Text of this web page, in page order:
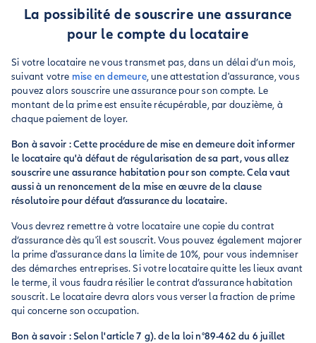
La possibilité de souscrire une assurance
pour le compte du locataire
Si votre locataire ne vous transmet pas, dans un délai d’un mois,
suivant votre mise en demeure, une attestation d'assurance, vous
pouvez alors souscrire une assurance pour son compte. Le
montant de la prime est ensuite récupérable, par douzième, à
chaque paiement de loyer.
Bon à savoir : Cette procédure de mise en demeure doit informer
le locataire qu'à défaut de régularisation de sa part, vous allez
souscrire une assurance habitation pour son compte. Cela vaut
aussi à un renoncement de la mise en œuvre de la clause
résolutoire pour défaut d’assurance du locataire.
Vous devrez remettre à votre locataire une copie du contrat
d’assurance dès qu'il est souscrit. Vous pouvez également majorer
la prime d'assurance dans la limite de 10%, pour vous indemniser
des démarches entreprises. Si votre locataire quitte les lieux avant
le terme, il vous faudra résilier le contrat d’assurance habitation
souscrit. Le locataire devra alors vous verser la fraction de prime
qui concerne son occupation.
Bon à savoir : Selon l'article 7 g). de la loi n°89-462 du 6 juillet